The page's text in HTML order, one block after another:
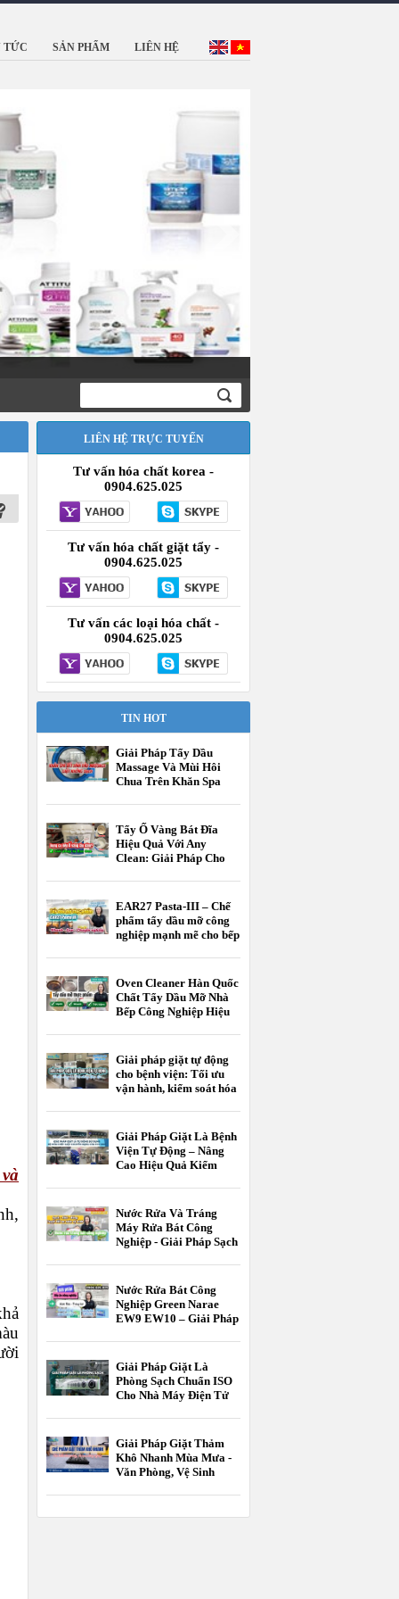
TỨC SẢN PHẨM LIÊN HỆ
LIÊN HỆ TRỰC TUYẾN
Tư vấn hóa chất korea -
0904.625.025
Tư vấn hóa chất giặt tẩy -
0904.625.025
Tư vấn các loại hóa chất -
0904.625.025
TIN HOT
Giải Pháp Tẩy Dầu
Massage Và Mùi Hôi
Chua Trên Khăn Spa
Tẩy Ố Vàng Bát Đĩa
Hiệu Quả Với Any
Clean: Giải Pháp Cho
EAR27 Pasta-III – Chế
phẩm tẩy dầu mỡ công
nghiệp mạnh mẽ cho bếp
phẩm
Oven Cleaner Hàn Quốc
Chất Tẩy Dầu Mỡ Nhà
Bếp Công Nghiệp Hiệu
Giải pháp giặt tự động
cho bệnh viện: Tối ưu
vận hành, kiểm soát hóa
Giải Pháp Giặt Là Bệnh
Viện Tự Động – Nâng
Cao Hiệu Quả Kiểm
Hành
Nước Rửa Và Tráng
Máy Rửa Bát Công
Nghiệp - Giải Pháp Sạch
Nước Rửa Bát Công
Nghiệp Green Narae
EW9 EW10 – Giải Pháp
Giải Pháp Giặt Là
Phòng Sạch Chuẩn ISO
Cho Nhà Máy Điện Tử
Giải Pháp Giặt Thảm
Khô Nhanh Mùa Mưa -
Văn Phòng, Vệ Sinh